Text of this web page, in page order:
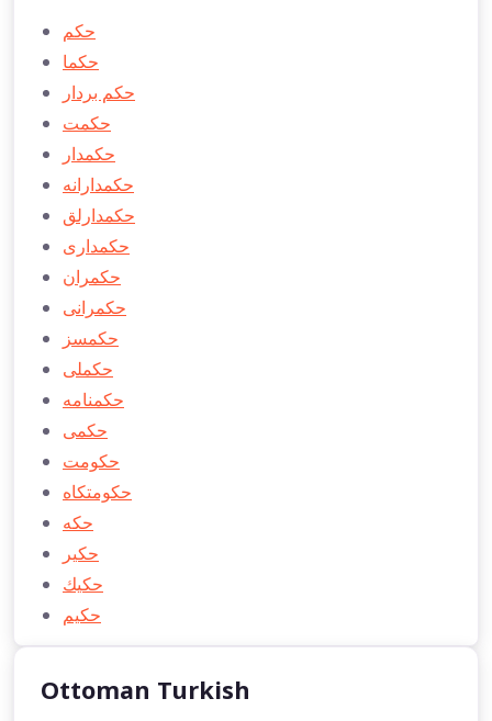
حكم
حكما
حكم بردار
حكمت
حكمدار
حكمدارانه
حكمدارلق
حكمداری
حكمران
حكمرانی
حكمسز
حكملی
حكمنامه
حكمی
حكومت
حكومتكاه
حكه
حكیر
حكیك
حكیم
Ottoman Turkish